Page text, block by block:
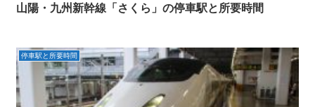
山陽・九州新幹線「さくら」の停車駅と所要時間
停車駅と所要時間